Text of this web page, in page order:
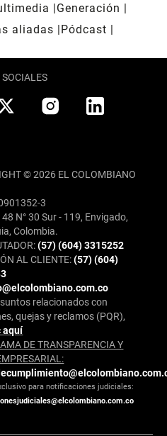
Generación
aliadas
Pódcast
SOCIALES
© 2026 EL COLOMBIANO
3
N° 30 Sur - 119, Envigado,
Colombia.
(57) (604) 3315252
AL CLIENTE:(57) (604)
relacionados con
quejas y reclamos (PQR),
aquí
DE TRANSPARENCIA Y
para notificaciones judiciales: